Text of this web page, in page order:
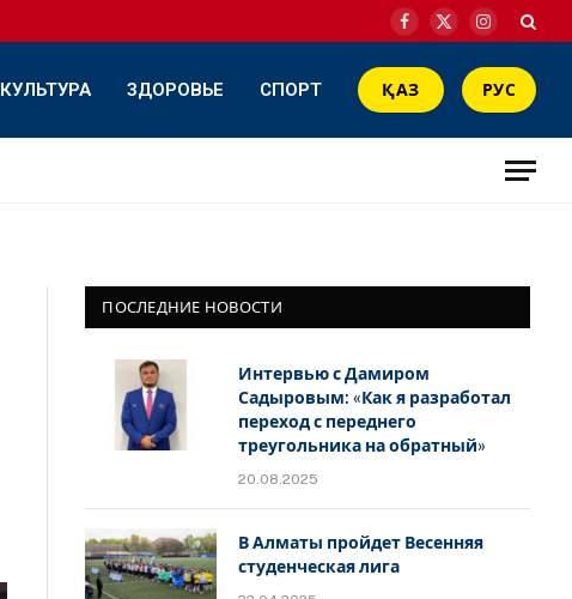
Facebook
X
Instagram
КУЛЬТУРА ЗДОРОВЬЕ СПОРТ ҚАЗ РУС
ПОСЛЕДНИЕ НОВОСТИ
Интервью с Дамиром
Садыровым: «Как я разработал
переход с переднего
треугольника на обратный»
20.08.2025
В Алматы пройдет Весенняя
студенческая лига